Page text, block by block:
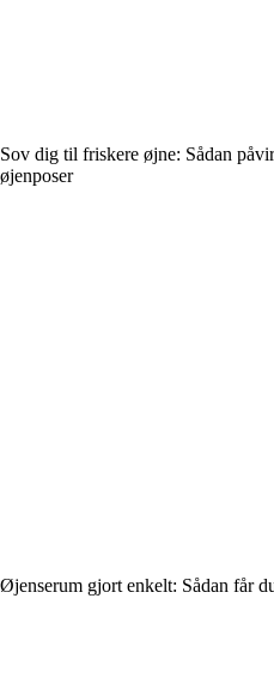
Sov dig til friskere øjne: Sådan
øjenposer
Øjenserum gjort enkelt: Sådan får